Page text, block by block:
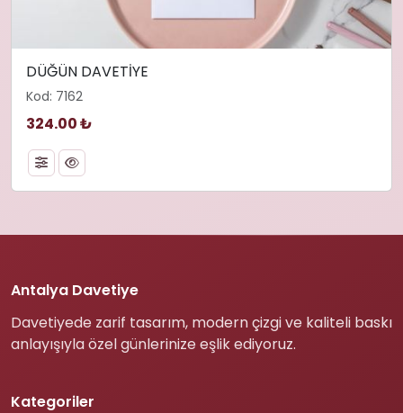
DÜĞÜN DAVETİYE
Kod: 7162
324.00 ₺
Antalya Davetiye
Davetiyede zarif tasarım, modern çizgi ve kaliteli baskı
anlayışıyla özel günlerinize eşlik ediyoruz.
Kategoriler